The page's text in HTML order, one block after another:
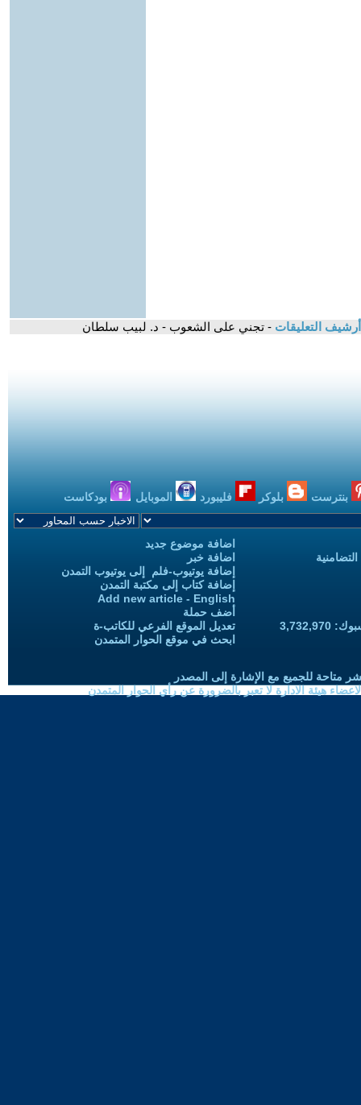
أرشيف التعليقات - تجني على الشعوب - د. لبيب سلطان
بنترست بلوكر فليبورد الموبايل بودكاست
اضافة موضوع جديد
اضافة خبر
إضافة يوتيوب-فلم إلى يوتيوب التمدن
إضافة كتاب إلى مكتبة التمدن
Add new article - English
أضف حملة
تعديل الموقع الفرعي للكاتب-ة
ابحث في موقع الحوار المتمدن
متاحة للجميع مع الإشارة إلى المصدر
هيئة الادارة لا تعبر بالضرورة عن رأي الحوار المتمدن